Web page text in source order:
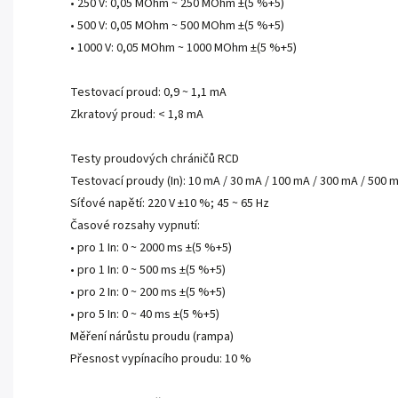
• 250 V: 0,05 MOhm ~ 250 MOhm ±(5 %+5)
• 500 V: 0,05 MOhm ~ 500 MOhm ±(5 %+5)
• 1000 V: 0,05 MOhm ~ 1000 MOhm ±(5 %+5)
Testovací proud: 0,9 ~ 1,1 mA
Zkratový proud: < 1,8 mA
Testy proudových chráničů RCD
Testovací proudy (In): 10 mA / 30 mA / 100 mA / 300 mA / 500
Síťové napětí: 220 V ±10 %; 45 ~ 65 Hz
Časové rozsahy vypnutí:
• pro 1 In: 0 ~ 2000 ms ±(5 %+5)
• pro 1 In: 0 ~ 500 ms ±(5 %+5)
• pro 2 In: 0 ~ 200 ms ±(5 %+5)
• pro 5 In: 0 ~ 40 ms ±(5 %+5)
Měření nárůstu proudu (rampa)
Přesnost vypínacího proudu: 10 %